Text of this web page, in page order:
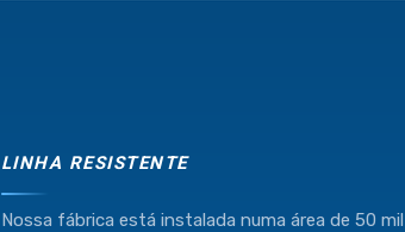
LINHA RESISTENTE
Nossa fábrica está instalada numa área de 50 mil